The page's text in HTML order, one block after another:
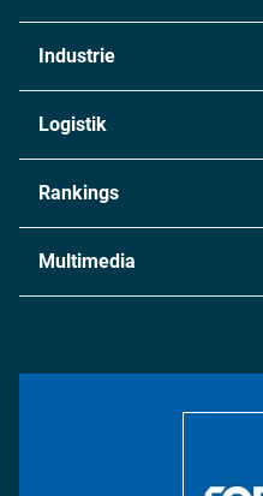
Industrie
Chemie
Metall
Energie
Logistik
Rankings
Multimedia